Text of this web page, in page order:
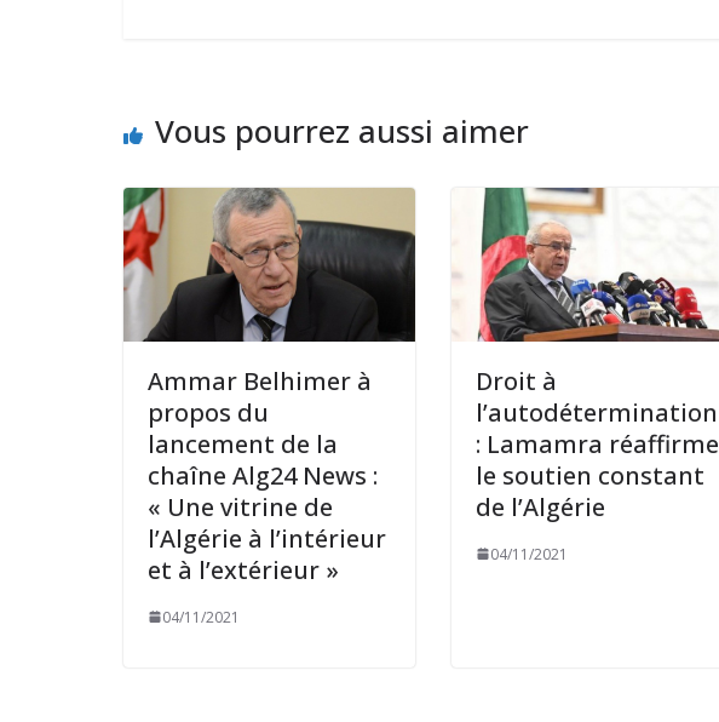
Vous pourrez aussi aimer
Ammar Belhimer à
propos du
lancement de la
chaîne Alg24 News :
« Une vitrine de
l’Algérie à l’intérieur
et à l’extérieur »
04/11/2021
Droit à
l’autodétermination
: Lamamra réaffirme
le soutien constant
de l’Algérie
04/11/2021